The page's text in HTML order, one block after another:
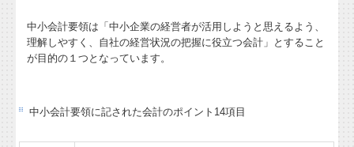
中小会計要領は「中小企業の経営者が活用しようと思えるよう、
理解しやすく、自社の経営状況の把握に役立つ会計」とすること
が目的の１つとなっています。
中小会計要領に記された会計のポイント14項目